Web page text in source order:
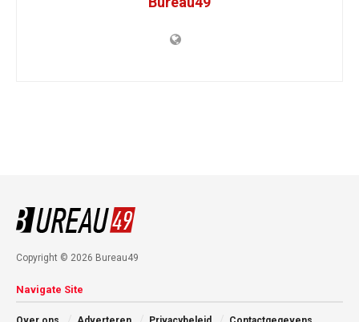
Copyright © 2026 Bureau49
Navigate Site